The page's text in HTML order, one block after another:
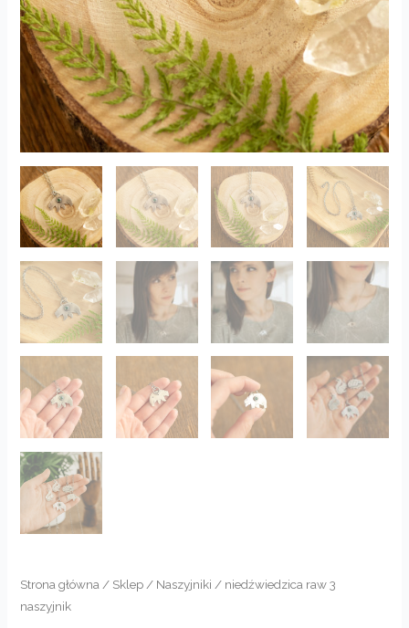
Strona główna/ Sklep/ Naszyjniki / niedźwiedzica raw 3
naszyjnik